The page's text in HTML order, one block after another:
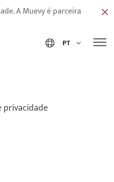
A Muevy é parceira
PT
privacidade